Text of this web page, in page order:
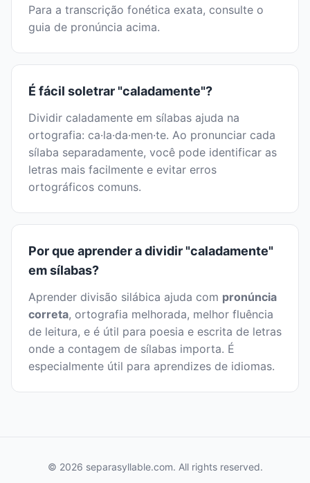
Para a transcrição fonética exata, consulte o
guia de pronúncia acima.
É fácil soletrar "caladamente"?
Dividir caladamente em sílabas ajuda na
ortografia: ca·la·da·men·te. Ao pronunciar cada
sílaba separadamente, você pode identificar as
letras mais facilmente e evitar erros
ortográficos comuns.
Por que aprender a dividir "caladamente"
em sílabas?
Aprender divisão silábica ajuda com pronúncia
correta, ortografia melhorada, melhor fluência
de leitura, e é útil para poesia e escrita de letras
onde a contagem de sílabas importa. É
especialmente útil para aprendizes de idiomas.
© 2026 separasyllable.com. All rights reserved.